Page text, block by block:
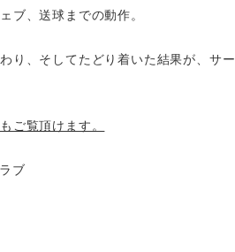
ブ、送球までの動作。
り、そしてたどり着いた結果が、サ
ご覧頂けます。